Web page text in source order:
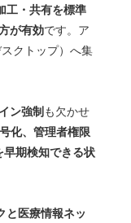
工・共有を標準
が有効です。ア
クトップ）へ集
ン強制も欠かせ
化、管理者権限
早期検知できる状
と医療情報ネッ